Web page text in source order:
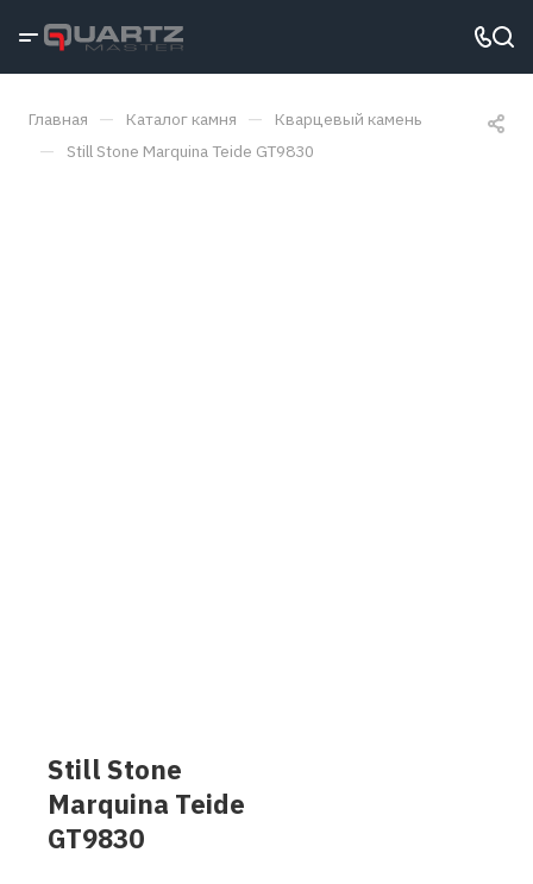
Главная — Каталог камня — Кварцевый камень
— Still Stone Marquina Teide GT9830
Still Stone
Marquina Teide
GT9830